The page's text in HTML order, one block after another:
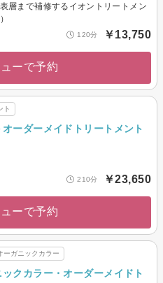
層まで補修するイオントリートメン
120分 ￥13,750
ーで予約
ト
ーダーメイドトリートメント
210分 ￥23,650
ーで予約
ーガニックカラー
クカラー・オーダーメイドト